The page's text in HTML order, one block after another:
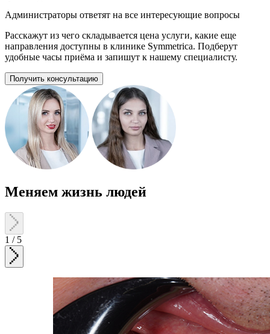
Администраторы ответят на все интересующие вопросы
Расскажут из чего складывается цена услуги, какие еще
направления доступны в клинике Symmetrica. Подберут
удобные часы приёма и запишут к нашему специалисту.
Получить консультацию
Меняем жизнь людей
1 / 5